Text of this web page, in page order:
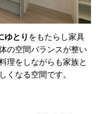
ゆとり をもたらし家具
の空間バランスが整い
料理をしながらも家族と
くなる空間です。